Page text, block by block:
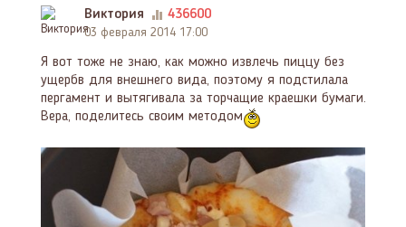
Виктория 436600
03 февраля 2014 17:00
Я вот тоже не знаю, как можно извлечь пиццу без
ущербв для внешнего вида, поэтому я подстилала
пергамент и вытягивала за торчащие краешки бумаги.
Вера, поделитесь своим методом